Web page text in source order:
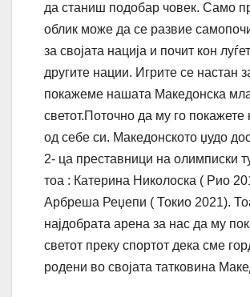
да станиш подобар човек. Само
облик може да се развие
за својата нација и почит кон
другите нации. Игрите се настан
покажеме нашата Македонска
светот.Поточно да му го покажете
од себе си. Македонското џудо
2- ца преставници на олимписки
тоа : Катерина Николоска ( Рио
Арбреша Реџепи ( Токио 2021).
најдобрата арена за нас да му
светот преку спортот дека сме
родени во својата татковина